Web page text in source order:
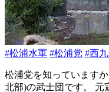
#松浦水軍 #松浦党 #西
松浦党を知っています
北部)の武士団です。 元